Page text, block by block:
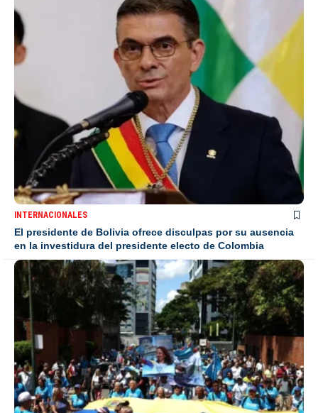
INTERNACIONALES
El presidente de Bolivia ofrece disculpas por su ausencia
en la investidura del presidente electo de Colombia